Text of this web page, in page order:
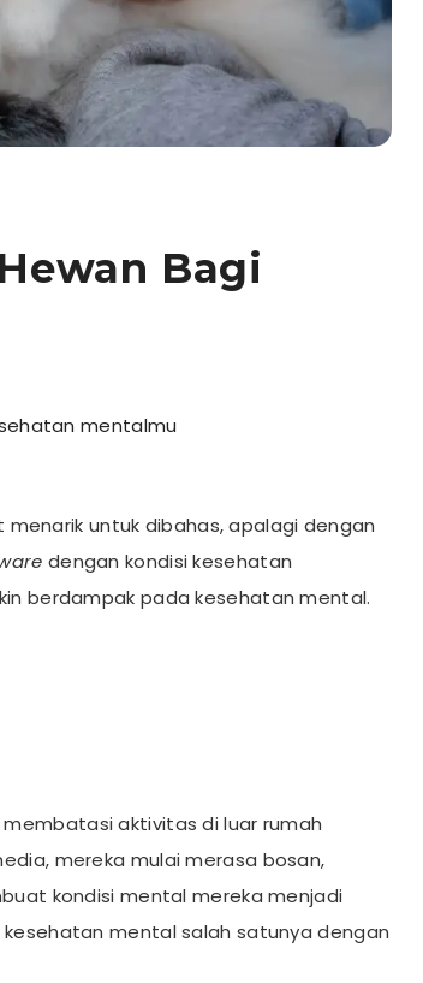
Bagi
mentalmu
untuk dibahas, apalagi dengan
dengan kondisi kesehatan
berdampak pada kesehatan mental.
aktivitas di luar rumah
mereka mulai merasa bosan,
kondisi mental mereka menjadi
mental salah satunya dengan